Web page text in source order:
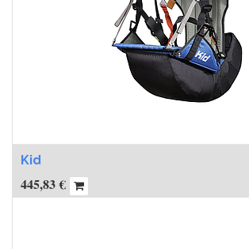
Kid
445,83€